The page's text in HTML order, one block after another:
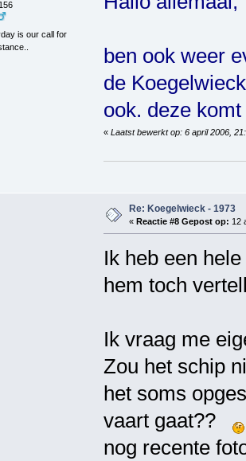
is our call for
ben ook weer
de
ook. deze
« Laatst bewerkt op: 6 april 2006,
Re: Koegelwieck - 1973
« Reactie #8 Gepost op: 12
Ik heb een
hem toch
Ik vraag me
Zou het schip
het soms
vaart gaat??
nog recente